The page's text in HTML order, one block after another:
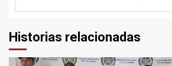
Historias relacionadas